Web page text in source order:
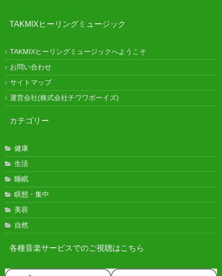
TAKMIXヒーリングミュージック
TAKMIXヒーリングミュージックへようこそ
お問い合わせ
サイトマップ
運営会社(株式会社チワワボーイズ)
カテゴリー
健康
生活
睡眠
瞑想・集中
美容
自然
各種音楽サービスでのご視聴はこちら